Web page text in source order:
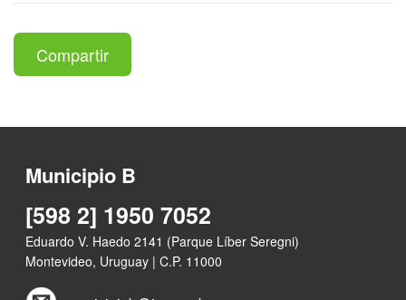
Compartir
Municipio B
[598 2] 1950 7052
Eduardo V. Haedo 2141 (Parque Líber Seregni)
Montevideo, Uruguay | C.P. 11000